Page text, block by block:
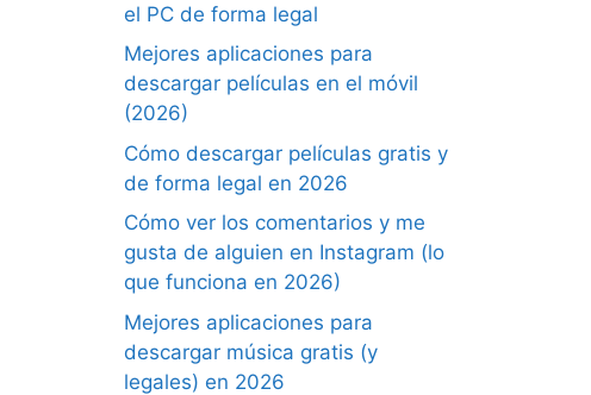
el PC de forma legal
Mejores aplicaciones para
descargar películas en el móvil
(2026)
Cómo descargar películas gratis y
de forma legal en 2026
Cómo ver los comentarios y me
gusta de alguien en Instagram (lo
que funciona en 2026)
Mejores aplicaciones para
descargar música gratis (y
legales) en 2026